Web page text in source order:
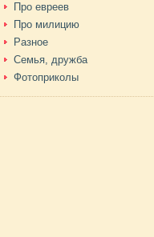
Про евреев
Про милицию
Разное
Семья, дружба
Фотоприколы